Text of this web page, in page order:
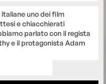
italiane uno dei film
e chiacchierati
parlato con il regista
e il protagonista Adam